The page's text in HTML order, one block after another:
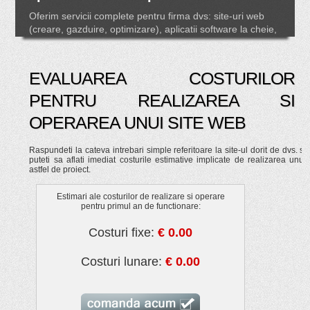
Coral Design: Creare site-uri web si
aplicatii software personalizate
Oferim servicii complete pentru firma dvs: site-uri web
(creare, gazduire, optimizare), aplicatii software la cheie,
consultanta IT.
EVALUAREA COSTURILOR
PENTRU REALIZAREA SI
OPERAREA UNUI SITE WEB
Raspundeti la cateva intrebari simple referitoare la site-ul dorit de dvs. si
puteti sa aflati imediat costurile estimative implicate de realizarea unui
astfel de proiect.
Estimari ale costurilor de realizare si operare
pentru primul an de functionare:
Costuri fixe:€ 0.00
Costuri lunare:€ 0.00